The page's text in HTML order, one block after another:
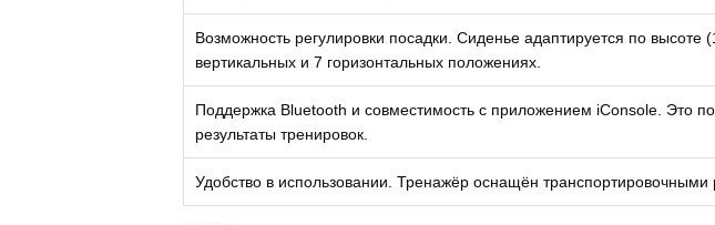
Возможность регулировки посадки. Сиденье адаптируется по высоте
вертикальных и 7 горизонтальных положениях.
Поддержка Bluetooth и совместимость с приложением iConsole. Это
результаты тренировок.
Удобство в использовании. Тренажёр оснащён